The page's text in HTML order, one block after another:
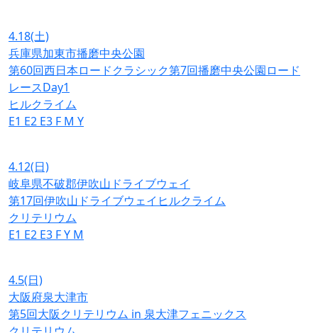
4.18(土)
兵庫県加東市播磨中央公園
第60回西日本ロードクラシック第7回播磨中央公園ロード
レースDay1
ヒルクライム
E1 E2 E3 F M Y
4.12(日)
岐阜県不破郡伊吹山ドライブウェイ
第17回伊吹山ドライブウェイヒルクライム
クリテリウム
E1 E2 E3 FY M
4.5(日)
大阪府泉大津市
第5回大阪クリテリウム in 泉大津フェニックス